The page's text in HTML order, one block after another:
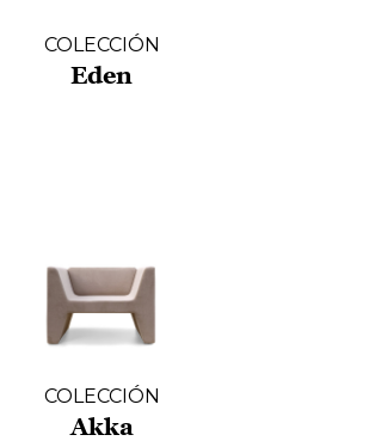
COLECCIÓN
Eden
COLECCIÓN
Akka